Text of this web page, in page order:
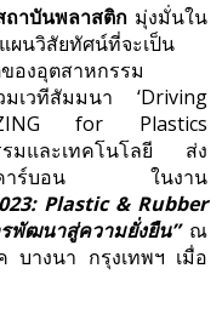
ถาบันพลาสติก มุ่งมั่นใน
นวิสัยทัศน์ที่จะเป็น
องอุตสาหกรรม
มเวทีสัมมนา ‘Driving
for Plastics
รมและเทคโนโลยี ส่ง
อยคาร์บอน ในงาน
: Plastic & Rubber
รพัฒนาสู่ความยั่งยืน”ณ
บางนา กรุงเทพฯ เมื่อ